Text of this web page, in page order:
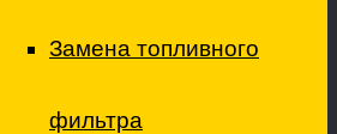
Замена топливного
фильтра